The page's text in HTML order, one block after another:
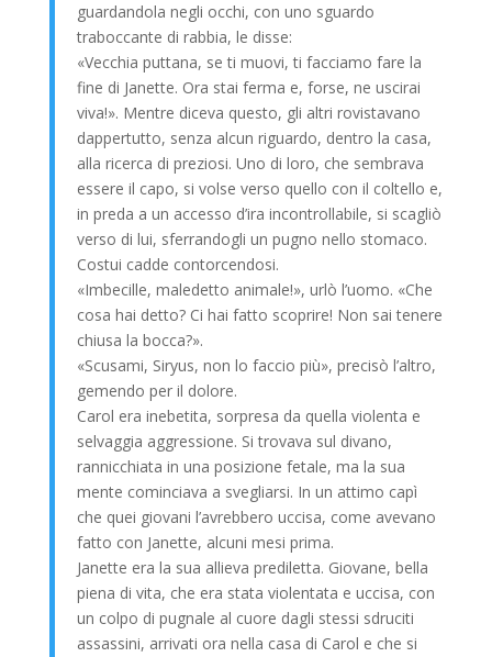
guardandola negli occhi, con uno sguardo
traboccante di rabbia, le disse:
«Vecchia puttana, se ti muovi, ti facciamo fare la
fine di Janette. Ora stai ferma e, forse, ne uscirai
viva!». Mentre diceva questo, gli altri rovistavano
dappertutto, senza alcun riguardo, dentro la casa,
alla ricerca di preziosi. Uno di loro, che sembrava
essere il capo, si volse verso quello con il coltello e,
in preda a un accesso d’ira incontrollabile, si scagliò
verso di lui, sferrandogli un pugno nello stomaco.
Costui cadde contorcendosi.
«Imbecille, maledetto animale!», urlò l’uomo. «Che
cosa hai detto? Ci hai fatto scoprire! Non sai tenere
chiusa la bocca?».
«Scusami, Siryus, non lo faccio più», precisò l’altro,
gemendo per il dolore.
Carol era inebetita, sorpresa da quella violenta e
selvaggia aggressione. Si trovava sul divano,
rannicchiata in una posizione fetale, ma la sua
mente cominciava a svegliarsi. In un attimo capì
che quei giovani l’avrebbero uccisa, come avevano
fatto con Janette, alcuni mesi prima.
Janette era la sua allieva prediletta. Giovane, bella
piena di vita, che era stata violentata e uccisa, con
un colpo di pugnale al cuore dagli stessi sdruciti
assassini, arrivati ora nella casa di Carol e che si